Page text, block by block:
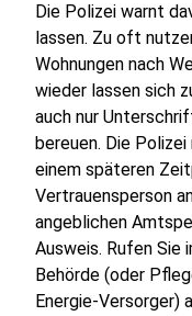
Die Polizei warnt
lassen. Zu oft
Wohnungen nach
wieder lassen sich
auch nur
bereuen. Die
einem späteren
Vertrauensperson
angeblichen
Ausweis. Rufen
Behörde (oder
Energie-Versorger)